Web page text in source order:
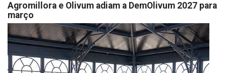
Agromillora e Olivum adiam a DemOlivum 2027 para
março